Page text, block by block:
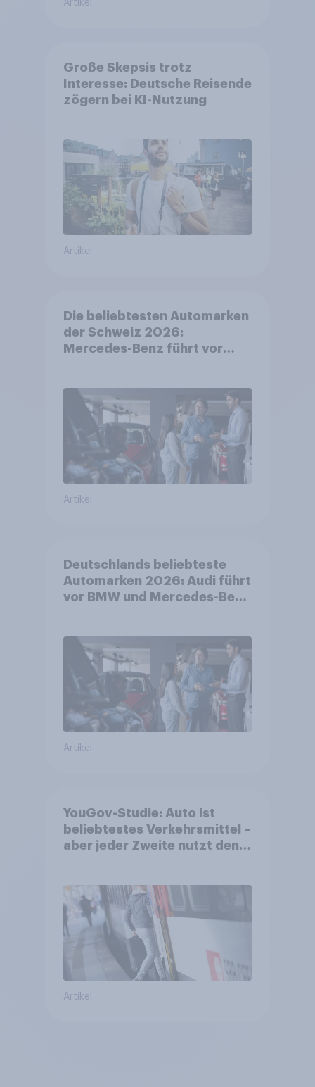
Artikel
Große Skepsis trotz
Interesse: Deutsche Reisende
zögern bei KI-Nutzung
Artikel
Die beliebtesten Automarken
der Schweiz 2026:
Mercedes-Benz führt vor
Artikel
Deutschlands beliebteste
Automarken 2026: Audi führt
vor BMW und Mercedes-Benz
Artikel
YouGov-Studie: Auto ist
beliebtestes Verkehrsmittel –
aber jeder Zweite nutzt den
Artikel